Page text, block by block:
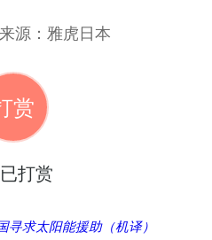
来源：雅虎日本
赏
打赏
寻求太阳能援助（机译）